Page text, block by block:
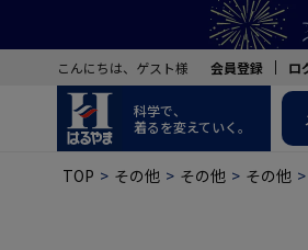
こんにちは、ゲスト様 会員登録 ロ
科学で、
着るを変えていく。
TOP その他 その他 その他